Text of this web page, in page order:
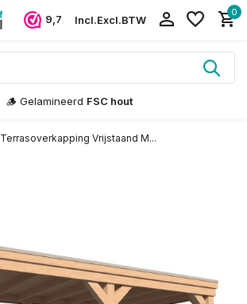
9,7 Incl.Excl.BTW
0
🪵 Gelamineerd FSC hout
Terrasoverkapping Vrijstaand M...